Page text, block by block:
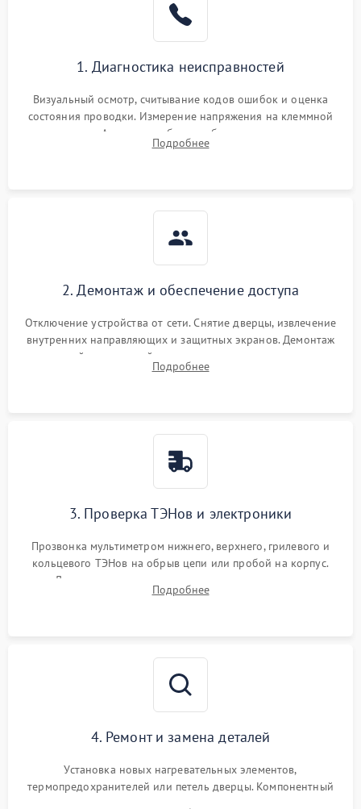
1. Диагностика неисправностей
Визуальный осмотр, считывание кодов ошибок и оценка
состояния проводки. Измерение напряжения на клеммной
колодке. Анализ жалоб на проблемы с нагревом,
конвекцией, панелью управления или блокировкой дверцы.
Подробнее
2. Демонтаж и обеспечение доступа
Отключение устройства от сети. Снятие дверцы, извлечение
внутренних направляющих и защитных экранов. Демонтаж
задней или верхней панели для прямого доступа к
нагревательным элементам, плате и вентиляторам.
Подробнее
3. Проверка ТЭНов и электроники
Прозвонка мультиметром нижнего, верхнего, грилевого и
кольцевого ТЭНов на обрыв цепи или пробой на корпус.
Диагностика термостата, датчиков температуры,
переключателя режимов и мотора конвекции.
Подробнее
4. Ремонт и замена деталей
Установка новых нагревательных элементов,
термопредохранителей или петель дверцы. Компонентный